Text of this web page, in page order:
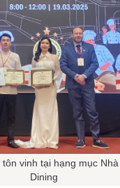
vinh tại hạng mục
Dining